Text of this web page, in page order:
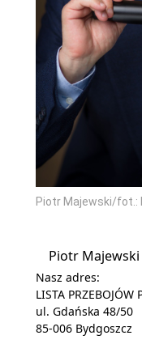
Piotr Majewski/fot.:
Piotr
Nasz adres:
LISTA
ul. Gdańska 48/50
85-006 Bydgoszcz